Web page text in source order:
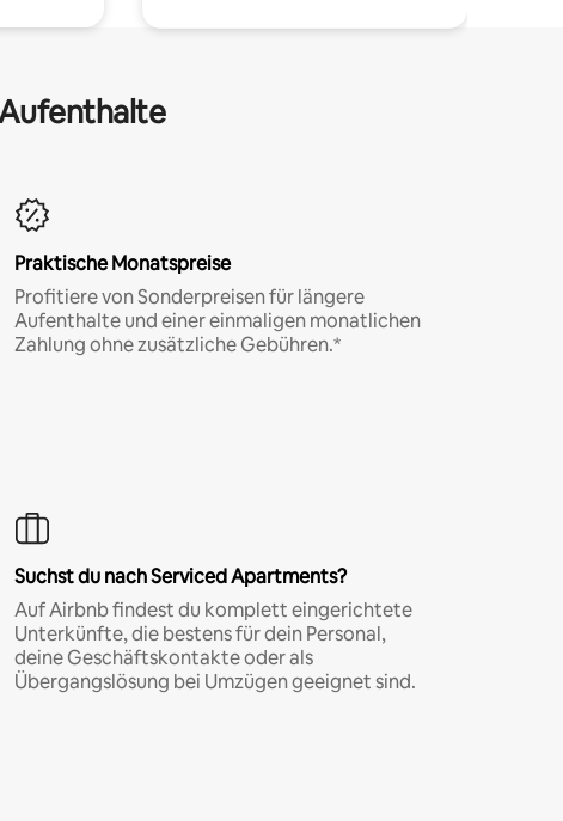
Praktische Monatspreise
Profitiere von Sonderpreisen für längere
Aufenthalte und einer einmaligen monatlichen
Zahlung ohne zusätzliche Gebühren.*
Suchst du nach Serviced Apartments?
Auf Airbnb findest du komplett eingerichtete
Unterkünfte, die bestens für dein Personal,
deine Geschäftskontakte oder als
Übergangslösung bei Umzügen geeignet sind.